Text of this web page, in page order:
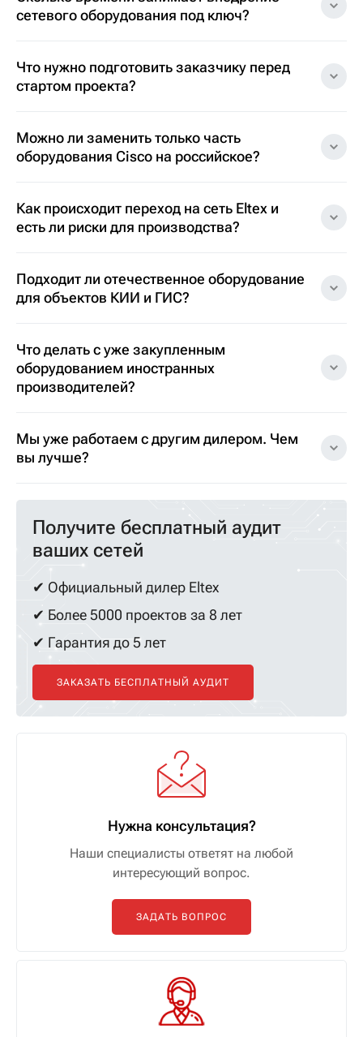
сетевого оборудования под ключ?
Что нужно подготовить заказчику перед
стартом проекта?
Можно ли заменить только часть
оборудования Cisco на российское?
Как происходит переход на сеть Eltex и
есть ли риски для производства?
Подходит ли отечественное оборудование
для объектов КИИ и ГИС?
Что делать с уже закупленным
оборудованием иностранных
производителей?
Мы уже работаем с другим дилером. Чем
вы лучше?
Получите бесплатный аудит
ваших сетей
✔ Официальный дилер Eltex
✔ Более 5000 проектов за 8 лет
✔ Гарантия до 5 лет
ЗАКАЗАТЬ БЕСПЛАТНЫЙ АУДИТ
Нужна консультация?
Наши специалисты ответят на любой
интересующий вопрос.
ЗАДАТЬ ВОПРОС